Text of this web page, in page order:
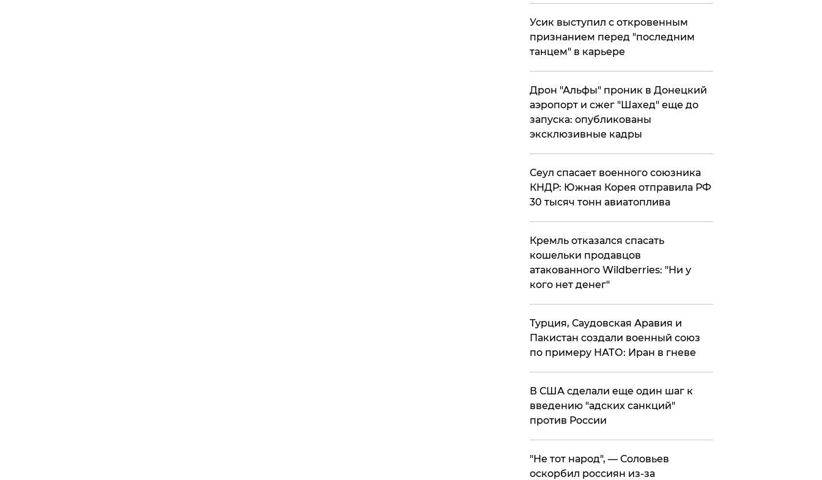
Усик выступил с откровенным
признанием перед "последним
танцем" в карьере
Дрон "Альфы" проник в Донецкий
аэропорт и сжег "Шахед" еще до
запуска: опубликованы
эксклюзивные кадры
​Сеул спасает военного союзника
КНДР: Южная Корея отправила РФ
30 тысяч тонн авиатоплива
Кремль отказался спасать
кошельки продавцов
атакованного Wildberries: "Ни у
кого нет денег"
Турция, Саудовская Аравия и
Пакистан создали военный союз
по примеру НАТО: Иран в гневе
В США сделали еще один шаг к
введению "адских санкций"
против России
​"Не тот народ", — Соловьев
оскорбил россиян из-за